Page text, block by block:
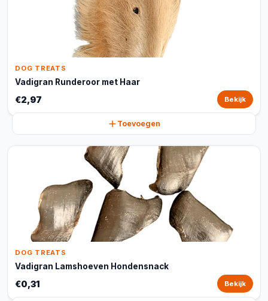
DOG TREATS
Vadigran Runderoor met Haar
€2,97 Bekijk
Toevoegen
DOG TREATS
Vadigran Lamshoeven Hondensnack
€0,31 Bekijk